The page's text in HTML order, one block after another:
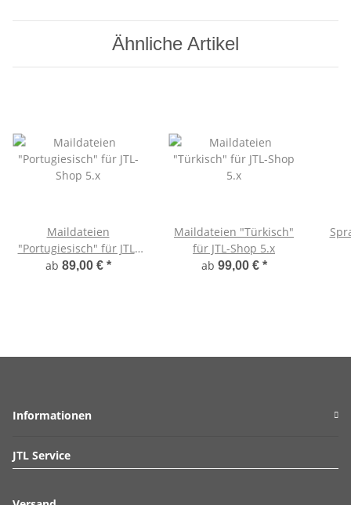
Ähnliche Artikel
Maildateien
"Portugiesisch" für JTL-
Shop 5.x
ab 89,00 € *
Maildateien "Türkisch"
für JTL-Shop 5.x
ab 99,00 € *
Informationen
JTL Service